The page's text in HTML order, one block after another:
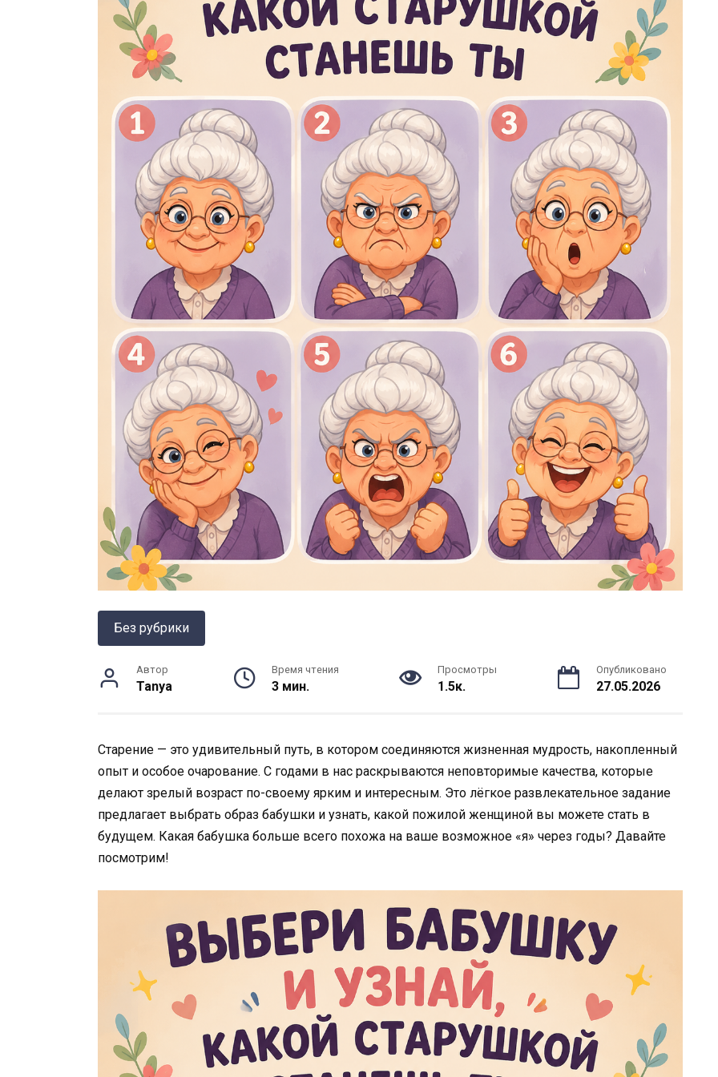
Без рубрики
Автор
Tanya
Время чтения
3 мин.
Просмотры
1.5к.
Опубликовано
27.05.2026
Старение — это удивительный путь, в котором соединяются жизненная мудрость, накопленный
опыт и особое очарование. С годами в нас раскрываются неповторимые качества, которые
делают зрелый возраст по-своему ярким и интересным. Это лёгкое развлекательное задание
предлагает выбрать образ бабушки и узнать, какой пожилой женщиной вы можете стать в
будущем. Какая бабушка больше всего похожа на ваше возможное «я» через годы? Давайте
посмотрим!